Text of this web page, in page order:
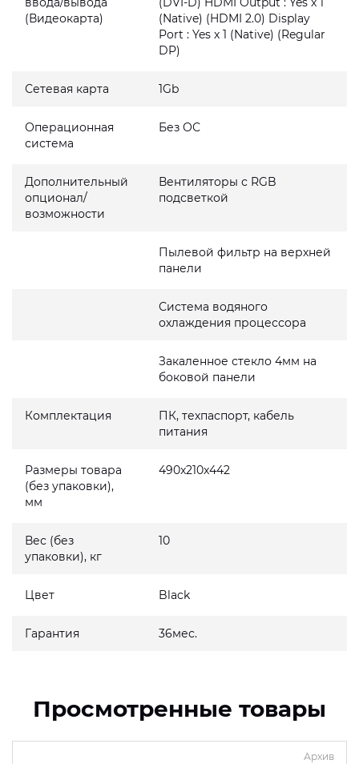
(Видеокарта)
(Native) (HDMI 2.0) Display
Port : Yes x 1 (Native) (Regular
DP)
Сетевая карта 1Gb
Операционная
система
Без ОС
Дополнительный
опционал/
возможности
Вентиляторы с RGB
подсветкой
Пылевой фильтр на верхней
панели
Система водяного
охлаждения процессора
Закаленное стекло 4мм на
боковой панели
Комплектация
ПК, техпаспорт, кабель
питания
Размеры товара
(без упаковки),
мм
490x210x442
Вес (без
упаковки), кг
10
Цвет Black
Гарантия 36мес.
Просмотренные товары
Архив